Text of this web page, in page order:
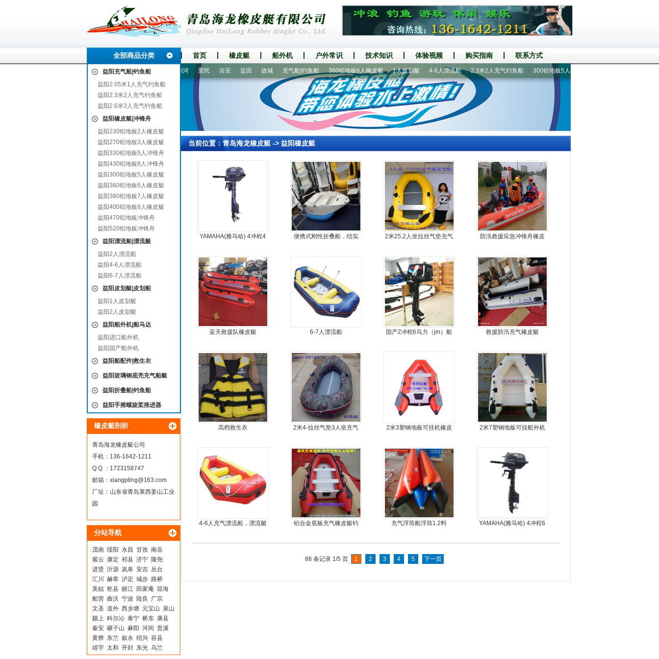
全部商品分类 首页 橡皮艇 船外机 户外常识 技术知识 体验视频 购买指南 联系方式
益阳充气船|钓鱼船
益阳2.05米1人充气钓鱼船
益阳2.3米2人充气钓鱼船
益阳2.6米3人充气钓鱼船
益阳橡皮艇|冲锋舟
益阳230铝地板2人橡皮艇
益阳270铝地板3人橡皮艇
益阳330铝地板5人冲锋舟
益阳430铝地板8人冲锋舟
益阳300铝地板5人橡皮艇
益阳360铝地板6人橡皮艇
益阳380铝地板7人橡皮艇
益阳400铝地板8人橡皮艇
益阳470铝地板冲锋舟
益阳520铝地板冲锋舟
益阳漂流船|漂流艇
益阳2人漂流船
益阳4-6人漂流船
益阳6-7人漂流船
益阳皮划艇|皮划船
益阳1人皮划艇
益阳2人皮划艇
益阳船外机|船马达
益阳进口船外机
益阳国产船外机
益阳船配件|救生衣
益阳玻璃钢底壳充气船艇
益阳折叠船|钓鱼船
益阳手摇螺旋桨推进器
橡皮艇剖析
青岛海龙橡皮艇公司
手机：136-1642-1211
Q Q ：1723158747
邮箱： xiangpting@163.com
厂址：山东省青岛莱西姜山工业
园
分站导航
茂南 绥阳 永昌 甘孜 南岳
紫云 康定 祁县 济宁 隆尧
进贤 沂源 岚皋 安吉 丛台
汇川
赫章 泸定 城步 路桥
美姑 乾县 丽江 田家庵 琼海
船营 曲沃 宁波 陆良
广宗
文圣 道外 西乡塘 元宝山 泉山
颍上 科尔沁 泰宁 桥东 康县
秦安 碾子山 麻阳 河间 贵溪
黄骅 东兰 叙永 绍兴 容县
靖宇 太和 开封 东光 乌兰
邢台 溧阳 矿区 榕江 爱民 吉安 盐田 故城 充气船|钓鱼船 360铝地板6人橡皮艇 1人皮划艇 4-6人漂流船 2.3米2人充气钓鱼船 300铝地板5人橡皮艇
当前位置： 青岛海龙橡皮艇-> 益阳橡皮艇
YAMAHA(雅马哈) 4冲程4
便携式刚性折叠船，结实
2米25,2人坐拉丝气垫充气
防汛救援应急冲锋舟橡皮
蓝天救援队橡皮艇 6-7人漂流船
国产2冲程6马力（jm）船
救援防汛充气橡皮艇
高档救生衣
2米4-拉丝气垫3人坐充气
2米3塑钢地板可挂机橡皮
2米7塑钢地板可挂船外机
4-6人充气漂流船，漂流艇
铝合金底板充气橡皮艇钓
充气浮筒船浮筒1.2料
YAMAHA(雅马哈) 4冲程6
88 条记录 1/5 页 1 2 3 4 5 下一页